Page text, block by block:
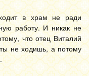
в храм не ради
работу. И никак не
что отец Виталий
не ходишь, а потому